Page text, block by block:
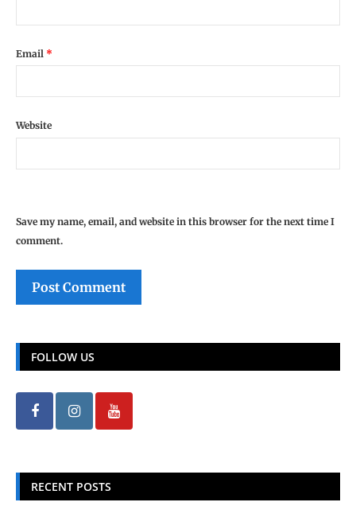
Email *
Website
Save my name, email, and website in this browser for the next time I
comment.
FOLLOW US
RECENT POSTS